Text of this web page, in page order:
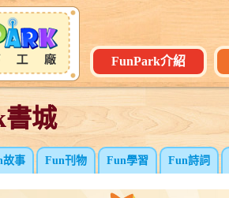
FunPark介紹
城
城
故事 Fun刊物 Fun學習 Fun詩詞